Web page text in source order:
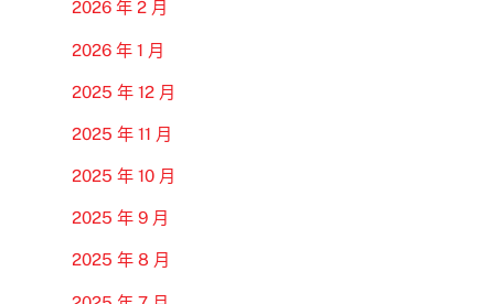
2026 年 2 月
2026 年 1 月
2025 年 12 月
2025 年 11 月
2025 年 10 月
2025 年 9 月
2025 年 8 月